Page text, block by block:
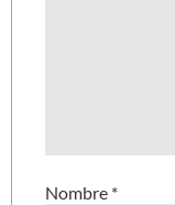
Nombre *